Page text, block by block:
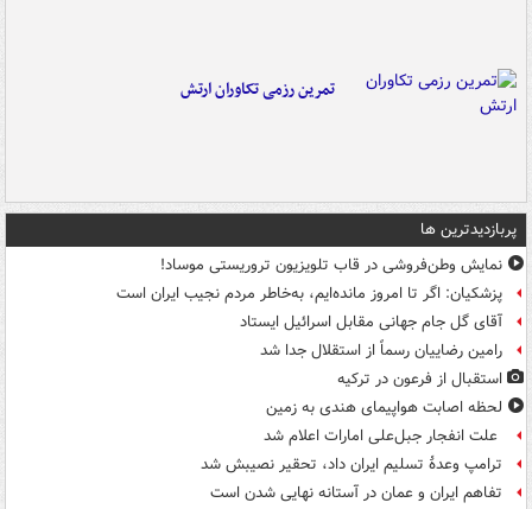
تمرین رزمی تکاوران ارتش
پربازدیدترین ها
نمایش وطن‌فروشی در قاب تلویزیون تروریستی موساد!
پزشکیان: اگر تا امروز مانده‌ایم، به‌خاطر مردم نجیب ایران است
آقای گل جام جهانی مقابل اسرائیل ایستاد
رامین رضاییان رسماً از استقلال جدا شد
استقبال از فرعون در ترکیه
لحظه اصابت هواپیمای هندی به زمین
علت انفجار جبل‌علی امارات اعلام شد
ترامپ وعدۀ تسلیم ایران داد، تحقیر نصیبش شد
تفاهم ایران و عمان در آستانه نهایی شدن است